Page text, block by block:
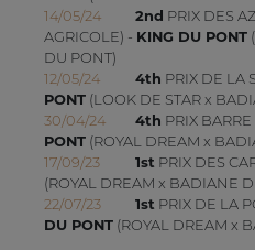
14/05/24
2nd PRIX DES
AGRICOLE) - KING DU PONT
DU PONT)
12/05/24
4th PRIX DE LA
PONT(LOOK DE STAR x
30/04/24
4th PRIX
PONT(ROYAL DREAM x
17/09/23
1st PRIX DES
(ROYAL DREAM x BADIANE
22/07/23
1st PRIX DE LA
DU PONT(ROYAL DREAM x